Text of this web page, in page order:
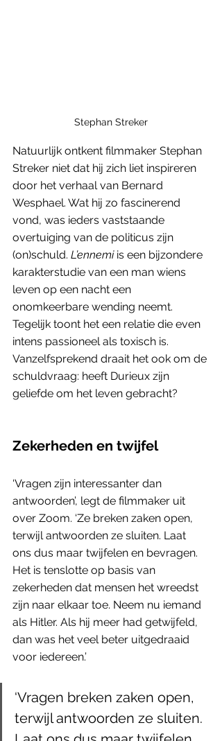
Stephan Streker
Natuurlijk ontkent filmmaker Stephan
Streker niet dat hij zich liet inspireren
door het verhaal van Bernard
Wesphael. Wat hij zo fascinerend
vond, was ieders vaststaande
overtuiging van de politicus zijn
(on)schuld. L’ennemi is een bijzondere
karakterstudie van een man wiens
leven op een nacht een
onomkeerbare wending neemt.
Tegelijk toont het een relatie die even
intens passioneel als toxisch is.
Vanzelfsprekend draait het ook om de
schuldvraag: heeft Durieux zijn
geliefde om het leven gebracht?
Zekerheden en twijfel
‘Vragen zijn interessanter dan
antwoorden’, legt de filmmaker uit
over Zoom. ‘Ze breken zaken open,
terwijl antwoorden ze sluiten. Laat
ons dus maar twijfelen en bevragen.
Het is tenslotte op basis van
zekerheden dat mensen het wreedst
zijn naar elkaar toe. Neem nu iemand
als Hitler. Als hij meer had getwijfeld,
dan was het veel beter uitgedraaid
voor iedereen.’
‘Vragen breken zaken open,
terwijl antwoorden ze sluiten.